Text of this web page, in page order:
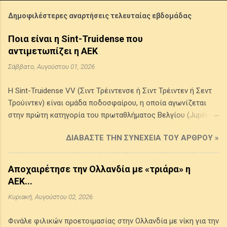
Δημοφιλέστερες αναρτήσεις τελευταίας εβδομάδας
Ποια είναι η Sint-Truidense που
αντιμετωπίζει η ΑΕΚ
Σάββατο, Αυγούστου 01, 2026
Η Sint-Truidense VV (Σιντ Τρέιντενσε ή Σιντ Τρέιντεν ή Σεντ
Τρούιντεν) είναι ομάδα ποδοσφαίρου, η οποία αγωνίζεται
στην πρώτη κατηγορία του πρωταθλήματος Βελγίου (Jupiler
επαρχία της Λιμβουργίας του Βελγίου, ιδρύθηκε το 1924 από
την ένωση δύο τοπικών συλλόγων της πόλης και τα χρώματά
της είναι το κίτρινο και το μπλε. Έχει κατακτήσει ένα League
Cup Βελγίου (1998-1999) και τέσσερα πρωταθλήμα Β' Εθνικής
δύο φορές (1970-1971, 2002-2003) στον τελικό του
περασμένη αγωνιστική περίοδο (2025-2026) έδωσε 42
ΔΙΑΒΆΣΤΕ ΤΗΝ ΣΥΝΈΧΕΙΑ ΤΟΥ ΆΡΘΡΟΥ »
Αποχαιρέτησε την Ολλανδία με «τριάρα» η
ΑΕΚ...
Κυριακή, Αυγούστου 02, 2026
Φινάλε φιλικών προετοιμασίας στην Ολλανδία με νίκη για την